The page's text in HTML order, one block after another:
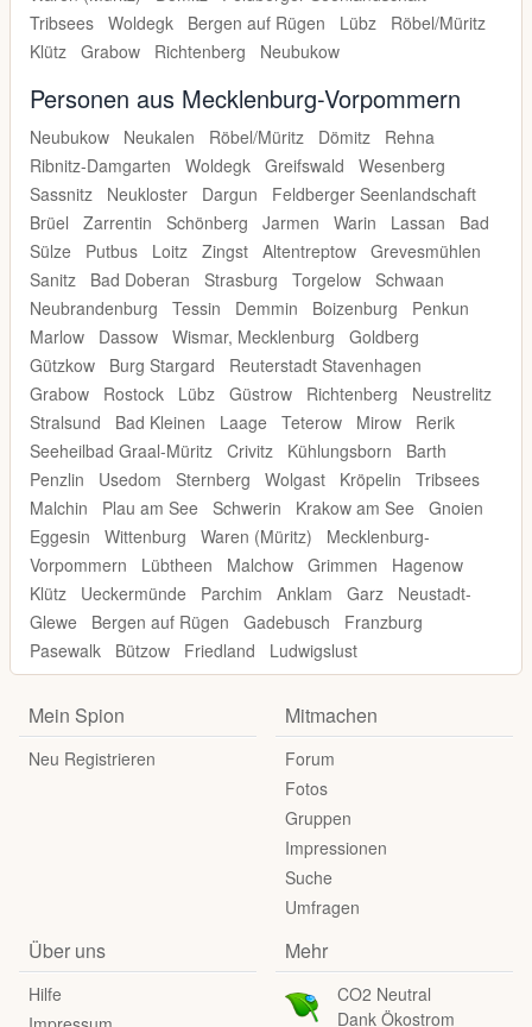
Tribsees Woldegk Bergen auf Rügen Lübz
Röbel/Müritz
Klütz Grabow Richtenberg Neubukow
Personen aus Mecklenburg-Vorpommern
Neubukow Neukalen Röbel/Müritz Dömitz
Rehna
Ribnitz-Damgarten
Woldegk Greifswald
Wesenberg
Sassnitz
Neukloster Dargun
Feldberger Seenlandschaft
Brüel
Zarrentin Schönberg Jarmen Warin Lassan
Bad
Sülze
Putbus Loitz Zingst Altentreptow Grevesmühlen
Sanitz
Bad Doberan Strasburg Torgelow Schwaan
Neubrandenburg
Tessin Demmin Boizenburg
Penkun
Marlow
Dassow Wismar, Mecklenburg
Goldberg
Gützkow
Burg Stargard
Reuterstadt Stavenhagen
Grabow
Rostock Lübz Güstrow Richtenberg
Neustrelitz
Stralsund
Bad Kleinen Laage Teterow Mirow
Rerik
Seeheilbad Graal-Müritz Crivitz Kühlungsborn
Barth
Penzlin
Usedom Sternberg Wolgast Kröpelin
Tribsees
Malchin
Plau am See Schwerin Krakow am See
Gnoien
Eggesin
Wittenburg Waren (Müritz)
Mecklenburg-
Vorpommern
Lübtheen Malchow Grimmen
Hagenow
Klütz
Ueckermünde Parchim Anklam Garz
Neustadt-
Glewe
Bergen auf Rügen Gadebusch
Franzburg
Pasewalk
Bützow Friedland Ludwigslust
Mein Spion
Neu Registrieren
Mitmachen
Forum
Fotos
Gruppen
Impressionen
Suche
Umfragen
Über uns
Hilfe
Mehr
CO2 Neutral
Dank Ökostrom